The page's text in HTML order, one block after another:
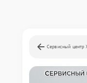
Сервисный центр